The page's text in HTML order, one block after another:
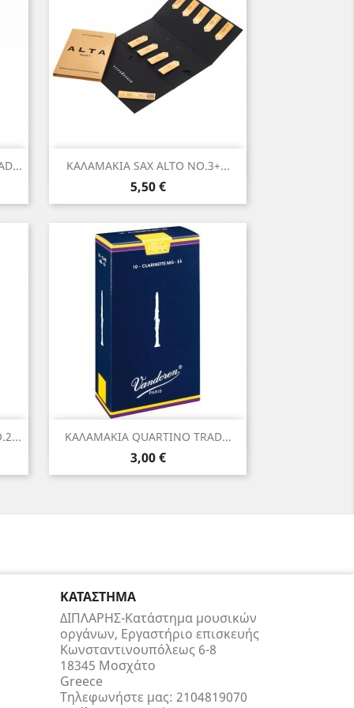
ΚΑΛΑΜΑΚΙΑ SAX ALTO NO.3+...
Τιμή
5,50 €
Γρήγορη προβολή
ΚΑΛΑΜΑΚΙΑ QUARTINO TRAD...
Τιμή
3,00 €
Γρήγορη προβολή
ΚΑΤΆΣΤΗΜΑ
ΔΙΠΛΑΡΗΣ-Κατάστημα μουσικών
οργάνων, Εργαστήριο επισκευής
Κωνσταντινουπόλεως 6-8
18345 Μοσχάτο
Greece
Τηλεφωνήστε μας: 2104819070